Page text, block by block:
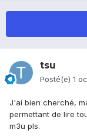
tsu
Posté(e) 1
J'ai bien cherché,
permettant de lire
m3u pls.